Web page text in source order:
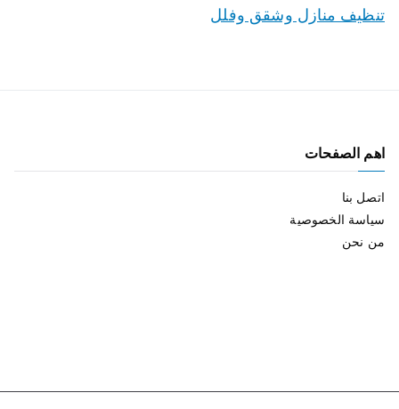
تنظيف منازل وشقق وفلل
اهم الصفحات
اتصل بنا
سياسة الخصوصية
من نحن